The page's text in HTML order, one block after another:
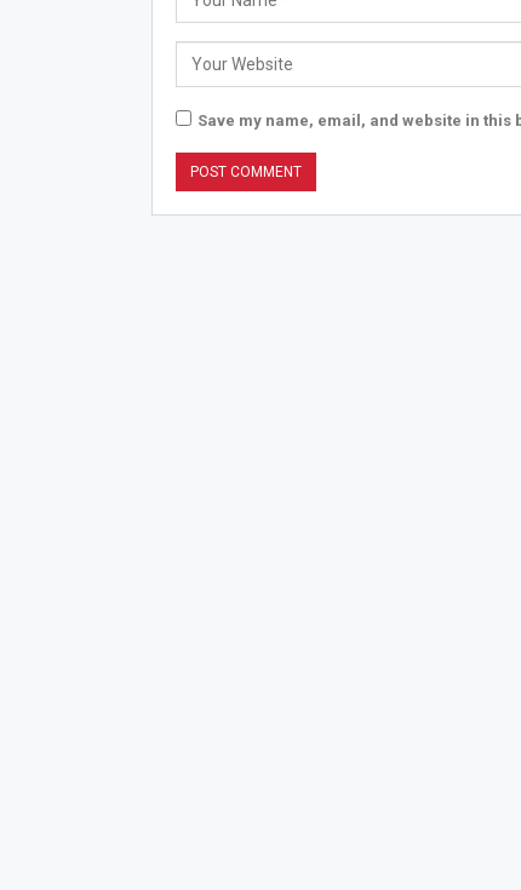
Save my name, email, and website in